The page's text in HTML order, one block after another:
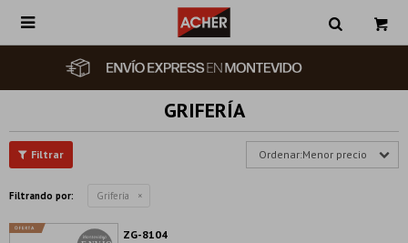

GRIFERÍA
Menor precio
Filtrando por: Grifería
ZG-8104